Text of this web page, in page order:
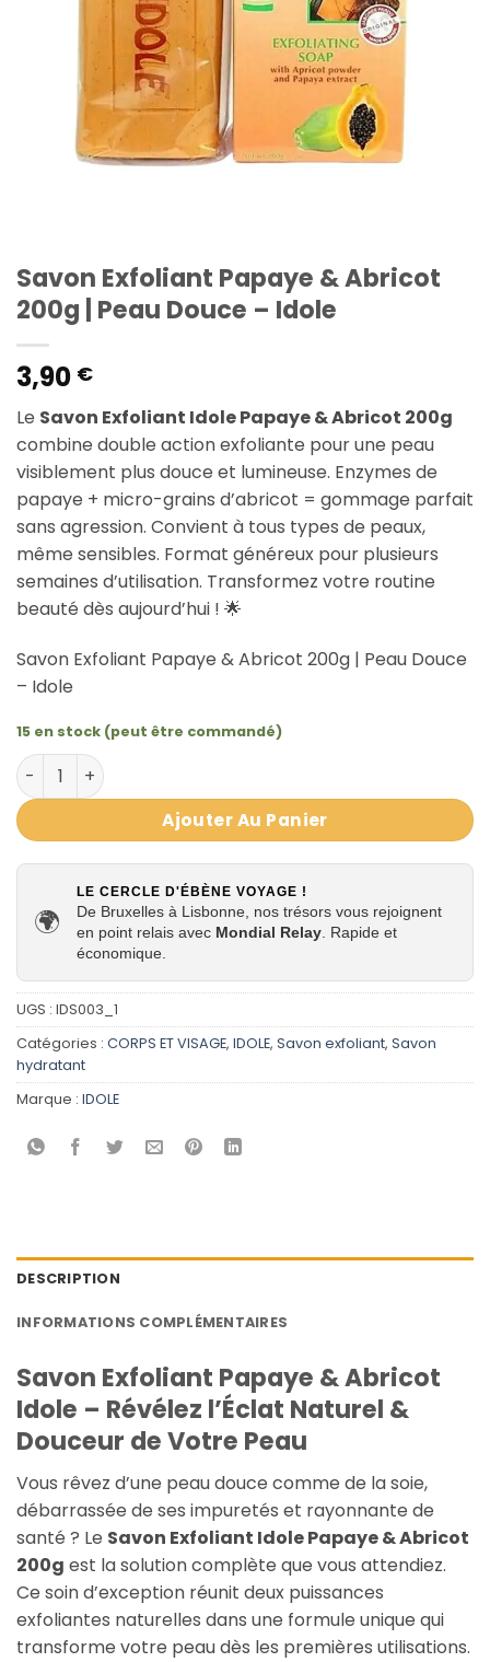
Savon Exfoliant Papaye & Abricot
200g | Peau Douce – Idole
3,90 €
Le Savon Exfoliant Idole Papaye & Abricot 200g
combine double action exfoliante pour une peau
visiblement plus douce et lumineuse. Enzymes de
papaye + micro-grains d’abricot = gommage parfait
sans agression. Convient à tous types de peaux,
même sensibles. Format généreux pour plusieurs
semaines d’utilisation. Transformez votre routine
beauté dès aujourd’hui ! 🌟
Savon Exfoliant Papaye & Abricot 200g | Peau Douce
– Idole
15 en stock (peut être commandé)
quantité de Savon Exfoliant Papaye & Abricot 200g |
Ajouter Au Panier
🌍
LE CERCLE D'ÉBÈNE VOYAGE !
De Bruxelles à Lisbonne, nos trésors vous rejoignent
en point relais avec Mondial Relay. Rapide et
économique.
UGS : IDS003_1
Catégories : CORPS ET VISAGE, IDOLE, Savon exfoliant, Savon
hydratant
Marque : IDOLE
DESCRIPTION
INFORMATIONS COMPLÉMENTAIRES
Savon Exfoliant Papaye & Abricot
Idole – Révélez l’Éclat Naturel &
Douceur de Votre Peau
Vous rêvez d’une peau douce comme de la soie,
débarrassée de ses impuretés et rayonnante de
santé ? Le Savon Exfoliant Idole Papaye & Abricot
200g est la solution complète que vous attendiez.
Ce soin d’exception réunit deux puissances
exfoliantes naturelles dans une formule unique qui
transforme votre peau dès les premières utilisations.